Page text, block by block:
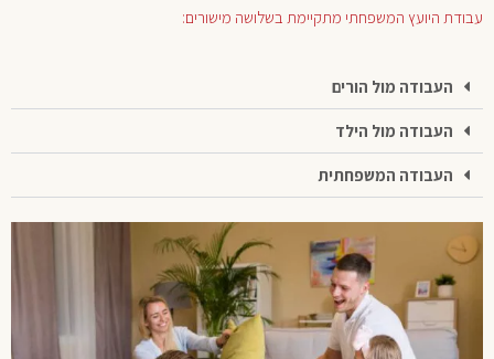
עבודת היועץ המשפחתי מתקיימת בשלושה מישורים:
העבודה מול הורים
העבודה מול הילד
העבודה המשפחתית